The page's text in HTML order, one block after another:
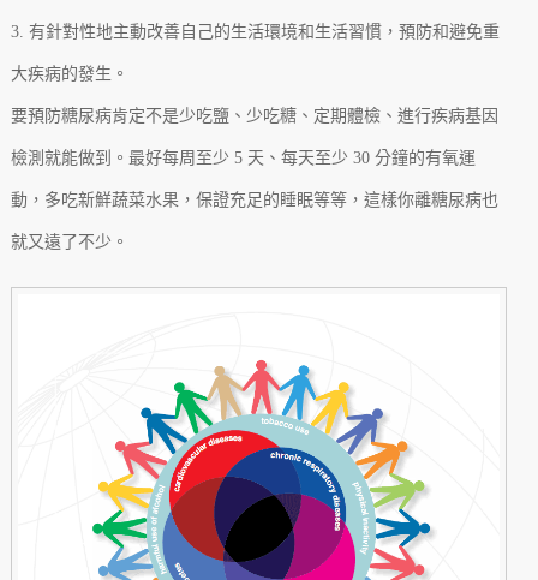
3. 有針對性地主動改善自己的生活環境和生活習慣，預防和避免重
大疾病的發生。
要預防糖尿病肯定不是少吃鹽、少吃糖、定期體檢、進行疾病基因
檢測就能做到。最好每周至少 5 天、每天至少 30 分鐘的有氧運
動，多吃新鮮蔬菜水果，保證充足的睡眠等等，這樣你離糖尿病也
就又遠了不少。